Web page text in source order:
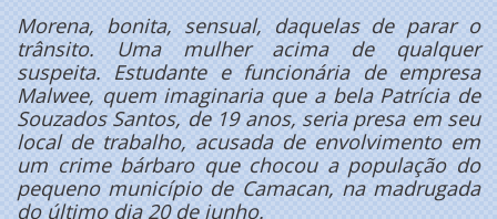
Morena, bonita, sensual, daquelas de parar o
trânsito. Uma mulher acima de qualquer
suspeita. Estudante e funcionária de empresa
Malwee, quem imaginaria que a bela Patrícia de
Souzados Santos, de 19 anos, seria presa em seu
local de trabalho, acusada de envolvimento em
um crime bárbaro que chocou a população do
pequeno município de Camacan, na madrugada
do último dia 20 de junho.